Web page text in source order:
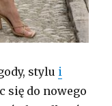
stylu i
się do nowego